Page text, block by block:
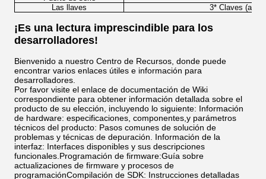
Las llaves
3* Claves
¡Es una lectura imprescindible para los
desarrolladores!
Bienvenido a nuestro Centro de Recursos, donde puede
encontrar varios enlaces útiles e información para
desarrolladores.
Por favor visite el enlace de documentación de Wiki
correspondiente para obtener información detallada sobre el
producto de su elección, incluyendo lo siguiente: Información
de hardware: especificaciones, componentes,y parámetros
técnicos del producto: Pasos comunes de solución de
problemas y técnicas de depuración. Información de la
interfaz: Interfaces disponibles y sus descripciones
funcionales.Programación de firmware:Guía sobre
actualizaciones de firmware y procesos de
programaciónCompilación de SDK: Instrucciones detalladas